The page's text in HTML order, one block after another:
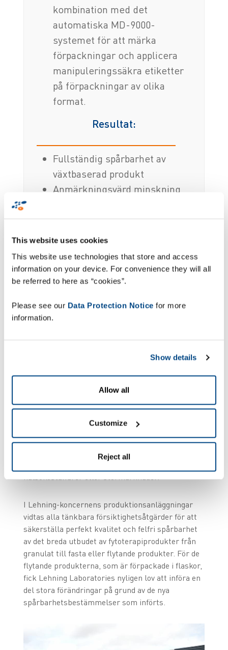
This website uses cookies
This website use technologies that store and access
information on your device. For convenience they will all
be referred to here as “cookies”.
Please see our Data Protection Notice for more
information.
Show details
Allow all
Customize
Reject all
kombination med det
automatiska MD-9000-
systemet för att märka
förpackningar och applicera
manipuleringssäkra etiketter
på förpackningar av olika
format.
Resultat:
Fullständig spårbarhet av
växtbaserad produkt
Anmärkningsvärd minskning
Snabbare märkning på
förpackningslinjerna
Garanti för helt
produkter
fransk föregångare inom naturlig växtbaserad
behandling. 35 ton fräscha växter levereras till
anläggningen varje år för användning vid
tabletter eller vätskor. När växterna omvandlats
till aktiva ingredienser ingår de i en mängd olika
naturprodukter för konsumenter (läkemedel,
hälsokostaffärer eller stormarknader.
I Lehning-koncernens produktionsanläggningar
vidtas alla tänkbara försiktighetsåtgärder för att
säkerställa perfekt kvalitet och felfri spårbarhet
av det breda utbudet av fytoterapiprodukter från
granulat till fasta eller flytande produkter. För de
flytande produkterna, som är förpackade i flaskor,
fick Lehning Laboratories nyligen lov att införa en
del stora förändringar på grund av de nya
spårbarhetsbestämmelser som införts.